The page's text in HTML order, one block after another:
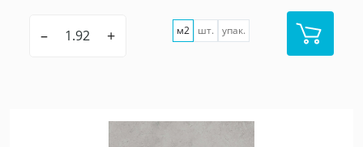
– + м2 шт. упак.